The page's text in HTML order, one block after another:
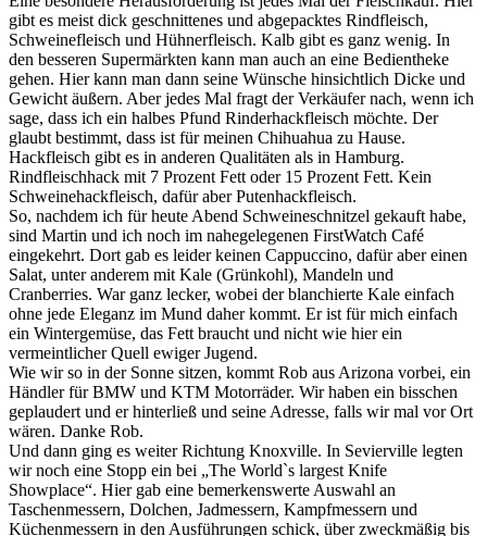
gibt es meist dick geschnittenes und abgepacktes Rindfleisch,
Schweinefleisch und Hühnerfleisch. Kalb gibt es ganz wenig. In
den besseren Supermärkten kann man auch an eine Bedientheke
gehen. Hier kann man dann seine Wünsche hinsichtlich Dicke und
Gewicht äußern. Aber jedes Mal fragt der Verkäufer nach, wenn ich
sage, dass ich ein halbes Pfund Rinderhackfleisch möchte. Der
glaubt bestimmt, dass ist für meinen Chihuahua zu Hause.
Hackfleisch gibt es in anderen Qualitäten als in Hamburg.
Rindfleischhack mit 7 Prozent Fett oder 15 Prozent Fett. Kein
Schweinehackfleisch, dafür aber Putenhackfleisch.
So, nachdem ich für heute Abend Schweineschnitzel gekauft habe,
sind Martin und ich noch im nahegelegenen FirstWatch Café
eingekehrt. Dort gab es leider keinen Cappuccino, dafür aber einen
Salat, unter anderem mit Kale (Grünkohl), Mandeln und
Cranberries. War ganz lecker, wobei der blanchierte Kale einfach
ohne jede Eleganz im Mund daher kommt. Er ist für mich einfach
ein Wintergemüse, das Fett braucht und nicht wie hier ein
vermeintlicher Quell ewiger Jugend.
Wie wir so in der Sonne sitzen, kommt Rob aus Arizona vorbei, ein
Händler für BMW und KTM Motorräder. Wir haben ein bisschen
geplaudert und er hinterließ und seine Adresse, falls wir mal vor Ort
wären. Danke Rob.
Und dann ging es weiter Richtung Knoxville. In Sevierville legten
wir noch eine Stopp ein bei „The World`s largest Knife
Showplace“. Hier gab eine bemerkenswerte Auswahl an
Taschenmessern, Dolchen, Jadmessern, Kampfmessern und
Küchenmessern in den Ausführungen schick, über zweckmäßig bis